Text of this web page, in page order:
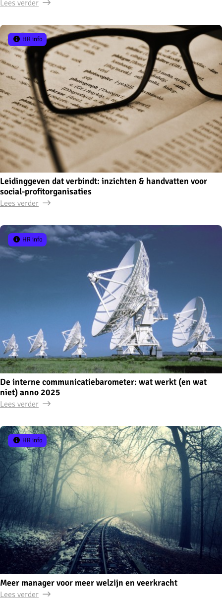
Lees verder
Leidinggeven dat verbindt: inzichten & handvatten voor
social-profitorganisaties
HR info
Lees verder
De interne communicatiebarometer: wat werkt (en wat
niet) anno 2025
HR info
Lees verder
Meer manager voor meer welzijn en veerkracht
HR info
Lees verder